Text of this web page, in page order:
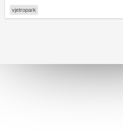
vjetropark